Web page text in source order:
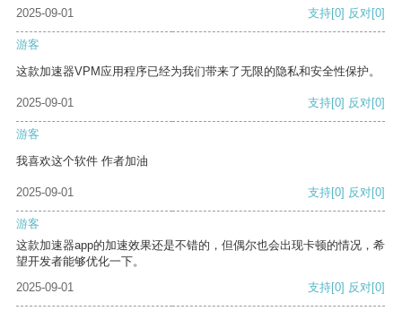
2025-09-01
支持[0] 反对[0]
游客
这款加速器VPM应用程序已经为我们带来了无限的隐私和安全性保护。
2025-09-01 支持[0] 反对[0]
游客
我喜欢这个软件 作者加油
2025-09-01 支持[0] 反对[0]
游客
这款加速器app的加速效果还是不错的，但偶尔也会出现卡顿的情况，希
望开发者能够优化一下。
2025-09-01
支持[0] 反对[0]